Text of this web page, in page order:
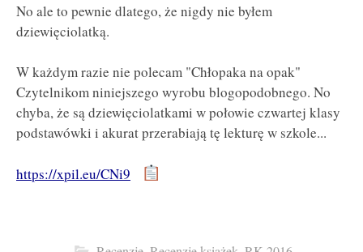
No ale to pewnie dlatego, że nigdy nie byłem
dziewięciolatką.
W każdym razie nie polecam "Chłopaka na opak"
Czytelnikom niniejszego wyrobu blogopodobnego. No
chyba, że są dziewięciolatkami w połowie czwartej klasy
podstawówki i akurat przerabiają tę lekturę w szkole...
https://xpil.eu/CNi9